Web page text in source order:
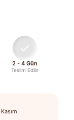
2 - 4 Gün
Teslim Edilir